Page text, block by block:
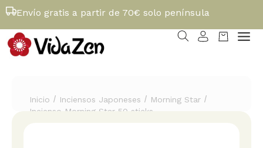
Envío gratis a partir de 70€ solo península
Inicio / Inciensos Japoneses / Morning Star /
Incienso Morning Star 50 sticks